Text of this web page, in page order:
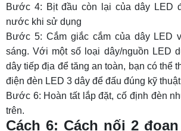
Bước 4: Bịt đầu còn lại của dây LED
nước khi sử dụng
Bước 5: Cắm giắc cắm của dây LED
sáng. Với một số loại dây/nguồn LED
dây tiếp địa để tăng an toàn, bạn có thể
điện đèn LED 3 dây để đấu đúng kỹ
Bước 6: Hoàn tất lắp đặt, cố định đèn
trên.
Cách 6: Cách nối 2